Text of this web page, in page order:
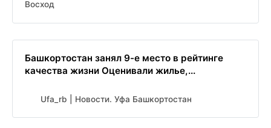
Восход
Башкортостан занял 9-е место в рейтинге
качества жизни Оценивали жилье,...
Ufa_rb | Новости. Уфа Башкортостан